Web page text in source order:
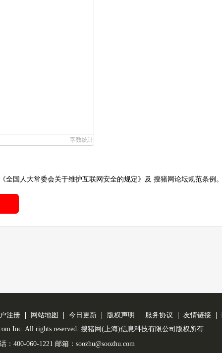
字数统计
《全国人大常委会关于维护互联网安全的规定》 及 搜猪网论坛规范条例 。
注册 网站地图 今日更新 版权声明 服务协议 友情链接
Inc. All rights reserved. 搜猪网(上海)信息科技有限公司版权所有
：400-060-1221 邮箱：soozhu@soozhu.com